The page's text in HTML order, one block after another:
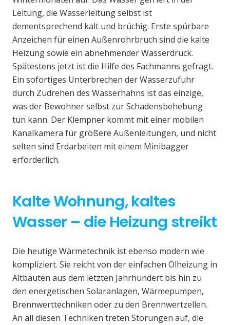
Leitung, die Wasserleitung selbst ist
dementsprechend kalt und brüchig. Erste spürbare
Anzeichen für einen Außenrohrbruch sind die kalte
Heizung sowie ein abnehmender Wasserdruck.
Spätestens jetzt ist die Hilfe des Fachmanns gefragt.
Ein sofortiges Unterbrechen der Wasserzufuhr
durch Zudrehen des Wasserhahns ist das einzige,
was der Bewohner selbst zur Schadensbehebung
tun kann. Der Klempner kommt mit einer mobilen
Kanalkamera für größere Außenleitungen, und nicht
selten sind Erdarbeiten mit einem Minibagger
erforderlich.
Kalte Wohnung, kaltes
Wasser – die Heizung streikt
Die heutige Wärmetechnik ist ebenso modern wie
kompliziert. Sie reicht von der einfachen Ölheizung in
Altbauten aus dem letzten Jahrhundert bis hin zu
den energetischen Solaranlagen, Wärmepumpen,
Brennwerttechniken oder zu den Brennwertzellen.
An all diesen Techniken treten Störungen auf, die